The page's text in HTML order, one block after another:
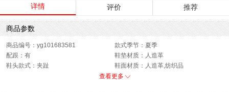
详情 评价 推荐
商品参数
商品编号：yg101683581
款式季节：夏季
配跟：有
鞋垫材质：人造革
鞋头款式：夹趾
鞋面材质：人造革,纺织品
参考鞋长(女)：24CM
查看更多